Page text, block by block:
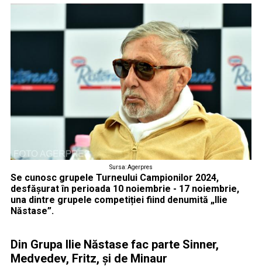
Sursa: Agerpres
Se cunosc grupele Turneului Campionilor 2024,
desfășurat în perioada 10 noiembrie - 17 noiembrie,
una dintre grupele competiției fiind denumită „Ilie
Năstase”.
Din Grupa Ilie Năstase fac parte Sinner,
Medvedev, Fritz, și de Minaur